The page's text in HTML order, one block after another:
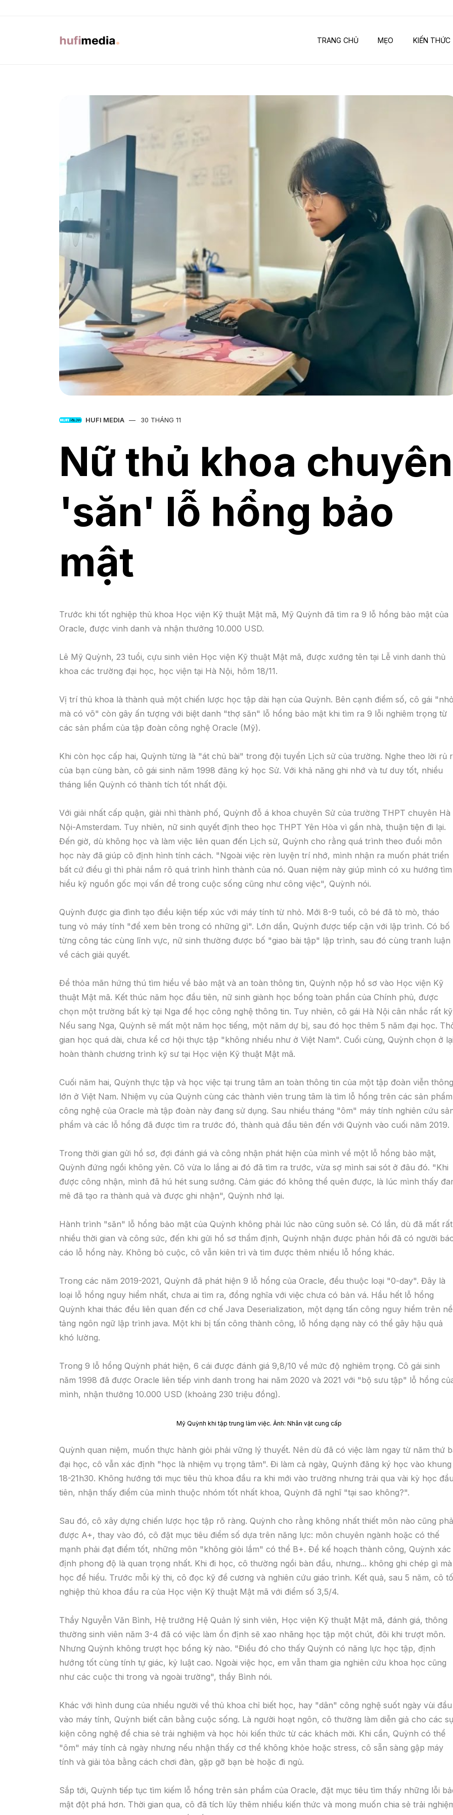
TRANG CHỦ MẸO KIẾN THỨC
HUFI MEDIA 30 THÁNG 11
Nữ thủ khoa chuyên
'săn' lỗ hổng bảo
mật
Trước khi tốt nghiệp thủ khoa Học viện Kỹ thuật Mật mã, Mỹ Quỳnh đã tìm ra 9 lỗ hổng bảo mật của
Oracle, được vinh danh và nhận thưởng 10.000 USD.
Lê Mỹ Quỳnh, 23 tuổi, cựu sinh viên Học viện Kỹ thuật Mật mã, được xướng tên tại Lễ vinh danh thủ
khoa các trường đại học, học viện tại Hà Nội, hôm 18/11.
Vị trí thủ khoa là thành quả một chiến lược học tập dài hạn của Quỳnh. Bên cạnh điểm số, cô gái "nhỏ
mà có võ" còn gây ấn tượng với biệt danh "thợ săn" lỗ hổng bảo mật khi tìm ra 9 lỗi nghiêm trọng từ
các sản phẩm của tập đoàn công nghệ Oracle (Mỹ).
Khi còn học cấp hai, Quỳnh từng là "át chủ bài" trong đội tuyển Lịch sử của trường. Nghe theo lời rủ
của bạn cùng bàn, cô gái sinh năm 1998 đăng ký học Sử. Với khả năng ghi nhớ và tư duy tốt, nhiều
tháng liền Quỳnh có thành tích tốt nhất đội.
Với giải nhất cấp quận, giải nhì thành phố, Quỳnh đỗ á khoa chuyên Sử của trường THPT chuyên Hà
Nội-Amsterdam. Tuy nhiên, nữ sinh quyết định theo học THPT Yên Hòa vì gần nhà, thuận tiện đi lại.
Đến giờ, dù không học và làm việc liên quan đến Lịch sử, Quỳnh cho rằng quá trình theo đuổi môn
học này đã giúp cô định hình tính cách. "Ngoài việc rèn luyện trí nhớ, mình nhận ra muốn phát triển
bất cứ điều gì thì phải nắm rõ quá trình hình thành của nó. Quan niệm này giúp mình có xu hướng tìm
hiểu kỹ nguồn gốc mọi vấn đề trong cuộc sống cũng như công việc", Quỳnh nói.
Quỳnh được gia đình tạo điều kiện tiếp xúc với máy tính từ nhỏ. Mới 8-9 tuổi, cô bé đã tò mò, tháo
tung vỏ máy tính "để xem bên trong có những gì". Lớn dần, Quỳnh được tiếp cận với lập trình. Có bố
từng công tác cùng lĩnh vực, nữ sinh thường được bố "giao bài tập" lập trình, sau đó cùng tranh luận
về cách giải quyết.
Để thỏa mãn hứng thú tìm hiểu về bảo mật và an toàn thông tin, Quỳnh nộp hồ sơ vào Học viện Kỹ
thuật Mật mã. Kết thúc năm học đầu tiên, nữ sinh giành học bổng toàn phần của Chính phủ, được
chọn một trường bất kỳ tại Nga để học công nghệ thông tin. Tuy nhiên, cô gái Hà Nội cân nhắc rất
Nếu sang Nga, Quỳnh sẽ mất một năm học tiếng, một năm dự bị, sau đó học thêm 5 năm đại học.
gian học quá dài, chưa kể cơ hội thực tập "không nhiều như ở Việt Nam". Cuối cùng, Quỳnh chọn ở
hoàn thành chương trình kỹ sư tại Học viện Kỹ thuật Mật mã.
Cuối năm hai, Quỳnh thực tập và học việc tại trung tâm an toàn thông tin của một tập đoàn viễn thông
lớn ở Việt Nam. Nhiệm vụ của Quỳnh cùng các thành viên trung tâm là tìm lỗ hổng trên các sản phẩm
công nghệ của Oracle mà tập đoàn này đang sử dụng. Sau nhiều tháng "ôm" máy tính nghiên cứu
phẩm và các lỗ hổng đã được tìm ra trước đó, thành quả đầu tiên đến với Quỳnh vào cuối năm 2019.
Trong thời gian gửi hồ sơ, đợi đánh giá và công nhận phát hiện của mình về một lỗ hổng bảo mật,
Quỳnh đứng ngồi không yên. Cô vừa lo lắng ai đó đã tìm ra trước, vừa sợ mình sai sót ở đâu đó. "Khi
được công nhận, mình đã hú hét sung sướng. Cảm giác đó không thể quên được, là lúc mình thấy
mê đã tạo ra thành quả và được ghi nhận", Quỳnh nhớ lại.
Hành trình "săn" lỗ hổng bảo mật của Quỳnh không phải lúc nào cũng suôn sẻ. Có lần, dù đã mất rất
nhiều thời gian và công sức, đến khi gửi hồ sơ thẩm định, Quỳnh nhận được phản hồi đã có người
cáo lỗ hổng này. Không bỏ cuộc, cô vẫn kiên trì và tìm được thêm nhiều lỗ hổng khác.
Trong các năm 2019-2021, Quỳnh đã phát hiện 9 lỗ hổng của Oracle, đều thuộc loại "0-day". Đây là
loại lỗ hổng nguy hiểm nhất, chưa ai tìm ra, đồng nghĩa với việc chưa có bản vá. Hầu hết lỗ hổng
Quỳnh khai thác đều liên quan đến cơ chế Java Deserialization, một dạng tấn công nguy hiểm trên
tảng ngôn ngữ lập trình java. Một khi bị tấn công thành công, lỗ hổng dạng này có thể gây hậu quả
khó lường.
Trong 9 lỗ hổng Quỳnh phát hiện, 6 cái được đánh giá 9,8/10 về mức độ nghiêm trọng. Cô gái sinh
năm 1998 đã được Oracle liên tiếp vinh danh trong hai năm 2020 và 2021 với "bộ sưu tập" lỗ hổng
mình, nhận thưởng 10.000 USD (khoảng 230 triệu đồng).
Mỹ Quỳnh khi tập trung làm việc. Ảnh: Nhân vật cung cấp
Quỳnh quan niệm, muốn thực hành giỏi phải vững lý thuyết. Nên dù đã có việc làm ngay từ năm thứ
đại học, cô vẫn xác định "học là nhiệm vụ trọng tâm". Đi làm cả ngày, Quỳnh đăng ký học vào khung
18-21h30. Không hướng tới mục tiêu thủ khoa đầu ra khi mới vào trường nhưng trải qua vài kỳ học đầu
tiên, nhận thấy điểm của mình thuộc nhóm tốt nhất khoa, Quỳnh đã nghĩ "tại sao không?".
Sau đó, cô xây dựng chiến lược học tập rõ ràng. Quỳnh cho rằng không nhất thiết môn nào cũng
được A+, thay vào đó, cô đặt mục tiêu điểm số dựa trên năng lực: môn chuyên ngành hoặc có thế
mạnh phải đạt điểm tốt, những môn "không giỏi lắm" có thể B+. Để kế hoạch thành công, Quỳnh xác
định phong độ là quan trọng nhất. Khi đi học, cô thường ngồi bàn đầu, nhưng... không ghi chép gì mà
học để hiểu. Trước mỗi kỳ thi, cô đọc kỹ đề cương và nghiên cứu giáo trình. Kết quả, sau 5 năm, cô
nghiệp thủ khoa đầu ra của Học viện Kỹ thuật Mật mã với điểm số 3,5/4.
Thầy Nguyễn Văn Bình, Hệ trưởng Hệ Quản lý sinh viên, Học viện Kỹ thuật Mật mã, đánh giá, thông
thường sinh viên năm 3-4 đã có việc làm ổn định sẽ xao nhãng học tập một chút, đôi khi trượt môn.
Nhưng Quỳnh không trượt học bổng kỳ nào. "Điều đó cho thấy Quỳnh có năng lực học tập, định
hướng tốt cùng tính tự giác, kỷ luật cao. Ngoài việc học, em vẫn tham gia nghiên cứu khoa học cũng
như các cuộc thi trong và ngoài trường", thầy Bình nói.
Khác với hình dung của nhiều người về thủ khoa chỉ biết học, hay "dân" công nghệ suốt ngày vùi đầu
vào máy tính, Quỳnh biết cân bằng cuộc sống. Là người hoạt ngôn, cô thường làm diễn giả cho các
kiện công nghệ để chia sẻ trải nghiệm và học hỏi kiến thức từ các khách mời. Khi cần, Quỳnh có thể
"ôm" máy tính cả ngày nhưng nếu nhận thấy cơ thể không khỏe hoặc stress, cô sẵn sàng gập máy
tính và giải tỏa bằng cách chơi đàn, gặp gỡ bạn bè hoặc đi ngủ.
Sắp tới, Quỳnh tiếp tục tìm kiếm lỗ hổng trên sản phẩm của Oracle, đặt mục tiêu tìm thấy những lỗi
mật đột phá hơn. Thời gian qua, cô đã tích lũy thêm nhiều kiến thức và mong muốn chia sẻ trải